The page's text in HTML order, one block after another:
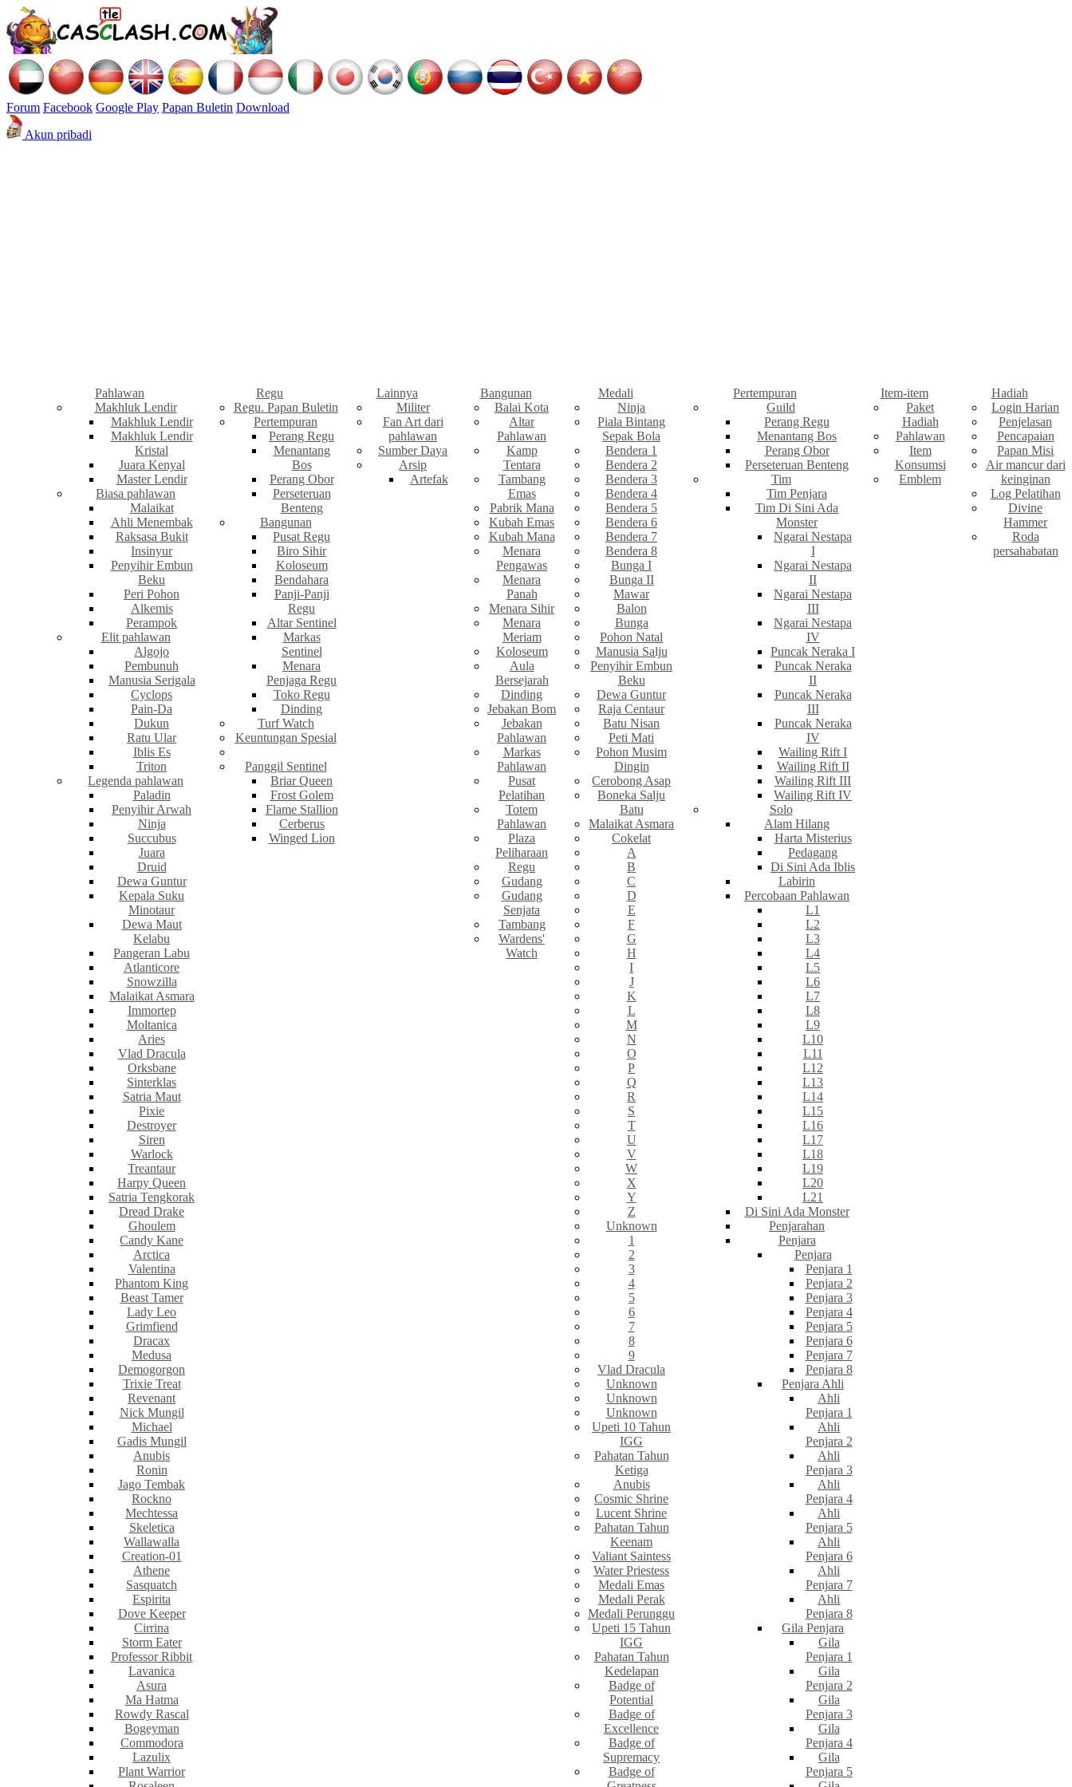
Forum Facebook Google Play Papan Buletin Download
Akun pribadi
Pahlawan
Makhluk Lendir
Makhluk Lendir
Makhluk Lendir
Kristal
Juara Kenyal
Master Lendir
Biasa pahlawan
Malaikat
Ahli Menembak
Raksasa Bukit
Insinyur
Penyihir Embun
Beku
Peri Pohon
Alkemis
Perampok
Elit pahlawan
Algojo
Pembunuh
Manusia Serigala
Cyclops
Pain-Da
Dukun
Ratu Ular
Iblis Es
Triton
Legenda pahlawan
Paladin
Penyihir Arwah
Ninja
Succubus
Juara
Druid
Dewa Guntur
Kepala Suku
Minotaur
Dewa Maut
Kelabu
Pangeran Labu
Atlanticore
Snowzilla
Malaikat Asmara
Immortep
Moltanica
Aries
Vlad Dracula
Orksbane
Sinterklas
Satria Maut
Pixie
Destroyer
Siren
Warlock
Treantaur
Harpy Queen
Satria Tengkorak
Dread Drake
Ghoulem
Candy Kane
Arctica
Valentina
Phantom King
Beast Tamer
Lady Leo
Grimfiend
Dracax
Medusa
Demogorgon
Trixie Treat
Revenant
Nick Mungil
Michael
Gadis Mungil
Anubis
Ronin
Jago Tembak
Rockno
Mechtessa
Skeletica
Wallawalla
Creation-01
Athene
Sasquatch
Espirita
Dove Keeper
Cirrina
Storm Eater
Professor Ribbit
Lavanica
Asura
Ma Hatma
Rowdy Rascal
Bogeyman
Commodora
Lazulix
Plant Warrior
Regu
Regu. Papan Buletin
Pertempuran
Perang Regu
Menantang
Bos
Perang Obor
Perseteruan
Benteng
Bangunan
Pusat Regu
Biro Sihir
Koloseum
Bendahara
Panji-Panji
Regu
Altar Sentinel
Markas
Sentinel
Menara
Penjaga Regu
Toko Regu
Dinding
Turf Watch
Keuntungan Spesial
Panggil Sentinel
Briar Queen
Frost Golem
Flame Stallion
Cerberus
Winged Lion
Lainnya
Militer
Fan Art dari
pahlawan
Sumber Daya
Arsip
Artefak
Bangunan
Balai Kota
Altar
Pahlawan
Kamp
Tentara
Tambang
Emas
Pabrik Mana
Kubah Emas
Kubah Mana
Menara
Pengawas
Menara
Panah
Menara Sihir
Menara
Meriam
Koloseum
Aula
Bersejarah
Dinding
Jebakan Bom
Jebakan
Pahlawan
Markas
Pahlawan
Pusat
Pelatihan
Totem
Pahlawan
Plaza
Peliharaan
Regu
Gudang
Gudang
Senjata
Tambang
Wardens'
Watch
Medali
Ninja
Piala Bintang
Sepak Bola
Bendera 1
Bendera 2
Bendera 3
Bendera 4
Bendera 5
Bendera 6
Bendera 7
Bendera 8
Bunga I
Bunga II
Mawar
Balon
Bunga
Pohon Natal
Manusia Salju
Penyihir Embun
Beku
Dewa Guntur
Raja Centaur
Batu Nisan
Peti Mati
Pohon Musim
Dingin
Cerobong Asap
Boneka Salju
Batu
Malaikat Asmara
Cokelat
A
B
C
D
E
F
G
H
I
J
K
L
M
N
O
P
Q
R
S
T
U
V
W
X
Y
Z
Unknown
1
2
3
4
5
6
7
8
9
Vlad Dracula
Unknown
Unknown
Unknown
Upeti 10 Tahun
IGG
Pahatan Tahun
Ketiga
Anubis
Cosmic Shrine
Lucent Shrine
Pahatan Tahun
Keenam
Valiant Saintess
Water Priestess
Medali Emas
Medali Perak
Medali Perunggu
Upeti 15 Tahun
IGG
Pahatan Tahun
Kedelapan
Badge of
Potential
Badge of
Excellence
Badge of
Supremacy
Badge of
Pertempuran
Guild
Perang Regu
Menantang Bos
Perang Obor
Perseteruan Benteng
Tim
Tim Penjara
Tim Di Sini Ada
Monster
Ngarai Nestapa
I
Ngarai Nestapa
II
Ngarai Nestapa
III
Ngarai Nestapa
IV
Puncak Neraka I
Puncak Neraka
II
Puncak Neraka
III
Puncak Neraka
IV
Wailing Rift I
Wailing Rift II
Wailing Rift III
Wailing Rift IV
Solo
Alam Hilang
Harta Misterius
Pedagang
Di Sini Ada Iblis
Labirin
Percobaan Pahlawan
L1
L2
L3
L4
L5
L6
L7
L8
L9
L10
L11
L12
L13
L14
L15
L16
L17
L18
L19
L20
L21
Di Sini Ada Monster
Penjarahan
Penjara
Penjara
Penjara 1
Penjara 2
Penjara 3
Penjara 4
Penjara 5
Penjara 6
Penjara 7
Penjara 8
Penjara Ahli
Ahli
Penjara 1
Ahli
Penjara 2
Ahli
Penjara 3
Ahli
Penjara 4
Ahli
Penjara 5
Ahli
Penjara 6
Ahli
Penjara 7
Ahli
Penjara 8
Gila Penjara
Gila
Penjara 1
Gila
Penjara 2
Gila
Penjara 3
Gila
Penjara 4
Gila
Penjara 5
Item-item
Paket
Hadiah
Pahlawan
Item
Konsumsi
Emblem
Hadiah
Login Harian
Penjelasan
Pencapaian
Papan Misi
Air mancur dari
keinginan
Log Pelatihan
Divine
Hammer
Roda
persahabatan